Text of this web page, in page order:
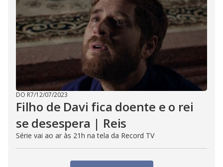
DO R7/12/07/2023
Filho de Davi fica doente e o rei
se desespera | Reis
Série vai ao ar às 21h na tela da Record TV